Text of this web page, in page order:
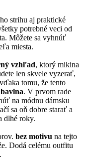
strihu aj praktické
potrebné veci od
Môžete sa vyhnúť
miesta.
vzhľad, ktorý mikina
len skvele vyzerať,
tomu, že tento
bavlna. V prvom rade
na módnu dámsku
sa oň dobre starať a
dlhé roky.
bez motivu na tejto
Dodá celému outfitu